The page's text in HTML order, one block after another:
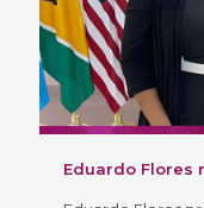
Eduardo Flores